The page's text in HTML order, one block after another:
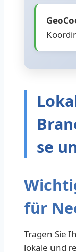
se
für
Tragen Sie
lokale und